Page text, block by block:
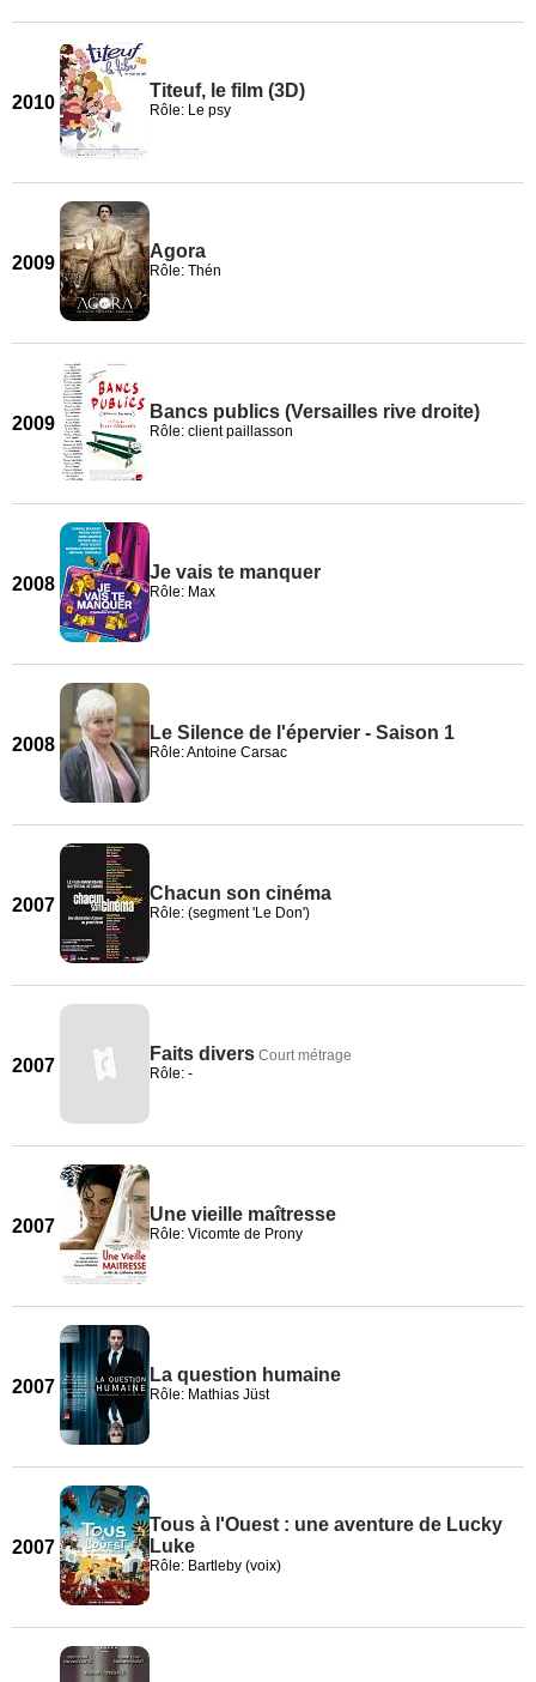
2010
Titeuf, le film (3D)
Rôle: Le psy
2009
Agora
Rôle: Thén
2009
Bancs publics (Versailles rive droite)
Rôle: client paillasson
2008
Je vais te manquer
Rôle: Max
2008
Le Silence de l'épervier - Saison 1
Rôle: Antoine Carsac
2007
Chacun son cinéma
Rôle: (segment 'Le Don')
2007
Faits divers Court métrage
Rôle: -
2007
Une vieille maîtresse
Rôle: Vicomte de Prony
2007
La question humaine
Rôle: Mathias Jüst
2007
Tous à l'Ouest : une aventure de Lucky
Luke
Rôle: Bartleby (voix)